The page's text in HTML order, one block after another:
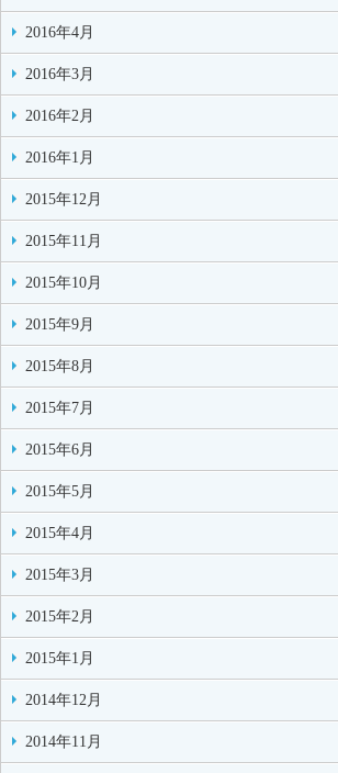
2016年4月
2016年3月
2016年2月
2016年1月
2015年12月
2015年11月
2015年10月
2015年9月
2015年8月
2015年7月
2015年6月
2015年5月
2015年4月
2015年3月
2015年2月
2015年1月
2014年12月
2014年11月